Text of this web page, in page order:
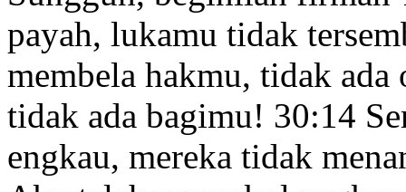
payah, lukamu tidak
membela hakmu, tidak ada
tidak ada bagimu! 30:14
engkau, mereka tidak